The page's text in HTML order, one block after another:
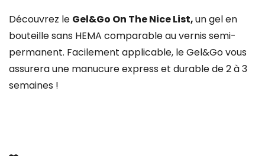
Découvrez le Gel&Go On The Nice List,un gel en
bouteille sans HEMA comparable au vernis semi-
permanent. Facilement applicable, le Gel&Go vous
assurera une manucure express et durable de 2 à 3
semaines !